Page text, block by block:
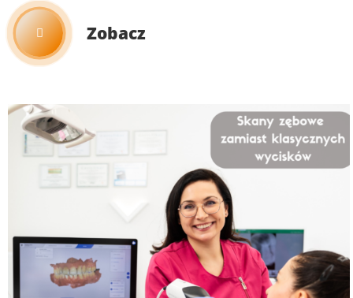
Zobacz